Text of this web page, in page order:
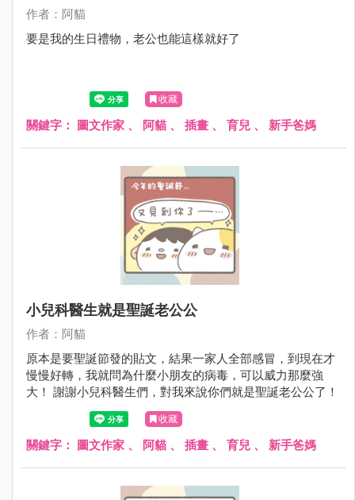
作者：阿貓
要是我的生日禮物，老公也能這樣就好了
收藏
關鍵字： 圖文作家 、 阿貓 、 插畫 、 育兒 、 新手爸媽
小兒科醫生就是聖誕老公公
作者：阿貓
原本是要聖誕節發的貼文，結果一家人全部感冒，到現在才
慢慢好轉，我就問為什麼小朋友的病毒，可以威力那麼強
大！ 謝謝小兒科醫生們，對我來說你們就是聖誕老公公了！
收藏
關鍵字： 圖文作家 、 阿貓 、 插畫 、 育兒 、 新手爸媽